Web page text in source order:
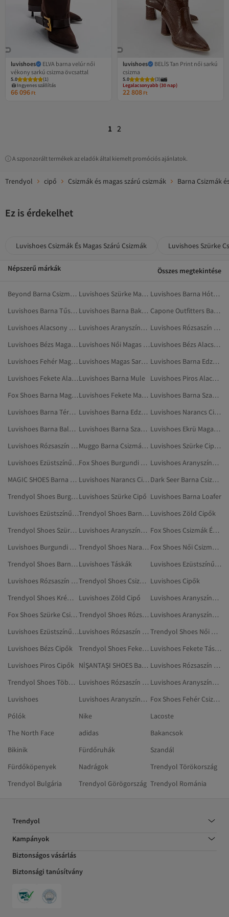
luvishoes
ELVA barna velúr női
vékony sarkú csizma övcsattal
5.0 (1)
Ingyenes szállítás
66 096 Ft
luvishoes
BELİS Tan Print női sarkú
csizma
5.0 (3)
Legalacsonyabb (30 nap)
Ingyenes szállítás
Legalacsonyabb (30 nap)
22 808 Ft
1 2
A szponzorált termékek az eladók által kiemelt promóciós ajánlatok.
Trendyol cipő Csizmák és magas szárú csizmák Barna Csizmák
Ez is érdekelhet
Luvishoes Csizmák És Magas Szárú Csizmák Luvishoes Szürke
Népszerű márkák Összes megtekintése
Beyond Barna Csizmák És Magas Szárú Csizmák Luvishoes Szürke Magas Sarkú Cipő
Luvishoes Barna Hótaposó
Luvishoes Barna Tűsarkúk
Luvishoes Barna Bakancsok
Capone Outfitters Barna Csizmák És Magas Szárú Csizmák
Luvishoes Alacsony Sarkú Cipő
Luvishoes Aranyszínű Magas Sarkú Cipő
Luvishoes Rózsaszín Magas Sarkú Cipő
Luvishoes Bézs Magas Sarkú Cipő
Luvishoes Női Magas Sarkú Cipő
Luvishoes Bézs Alacsony Sarkú Cipő
Luvishoes Fehér Magas Sarkú Cipő
Luvishoes Magas Sarkú Cipő
Luvishoes Barna Edzőcipők
Luvishoes Fekete Alacsony Sarkú CipőLuvishoes Barna Mule
Luvishoes Piros Alacsony Sarkú Cipő
Fox Shoes Barna Magas Sarkú Cipő
Luvishoes Fekete Magas Sarkú Cipő
Luvishoes Barna Szandálok És Papucsok
Luvishoes Barna Térdig Érő Csizma
Luvishoes Barna Edzőcipő
Luvishoes Narancs Cipők
Luvishoes Barna Balerinacipő
Luvishoes Barna Szandál
Luvishoes Ekrü Magas Sarkú Cipő
Luvishoes Rózsaszín Cipők
Muggo Barna Csizmák És Magas Szárú Csizmák
Luvishoes Szürke Cipők
Luvishoes Ezüstszínű Cipő
Fox Shoes Burgundi Csizmák És Magas Szárú Csizmák
Luvishoes Aranyszínű Táskák
MAGIC SHOES Barna Csizmák És Magas Szárú Csizmák
Luvishoes Narancs Cipő
Dark Seer Barna Csizmák És Magas Szárú Csizmák
Trendyol Shoes Burgundi Csizmák És Magas Szárú Csizmák Luvishoes Szürke Cipő Luvishoes Barna Loafer
Luvishoes Ezüstszínű Tűsarkúk
Trendyol Shoes Barna Magas Sarkú Cipő Luvishoes Zöld Cipők
Trendyol Shoes Szürke Csizmák És Magas Szárú Csizmák
Luvishoes Aranyszínű Edzőcipők
Fox Shoes Csizmák És Magas Szárú Csizmák
Luvishoes Burgundi Alacsony Sarkú Cipő
Trendyol Shoes Narancs Csizmák És Magas Szárú Csizmák
Fox Shoes Női Csizmák És Magas Szárú Csizmák
Trendyol Shoes Barna Otthoni Csizmák, Papucsok Luvishoes Táskák
Luvishoes Ezüstszínű Estélyi Cipő
Luvishoes Rózsaszín Cipő
Trendyol Shoes Csizmák És Magas Szárú Csizmák Luvishoes Cipők
Trendyol Shoes Krém Csizmák És Magas Szárú Csizmák
Luvishoes Zöld Cipő
Luvishoes Aranyszínű Estélyi Cipő
Fox Shoes Szürke Csizmák És Magas Szárú Csizmák
Trendyol Shoes Rózsaszín Csizmák És Magas Szárú Csizmák
Luvishoes Aranyszínű Tartozékok
Luvishoes Ezüstszínű Mule
Luvishoes Rózsaszín Táskák
Trendyol Shoes Női Csizmák És Magas Szárú Csizmák
Luvishoes Bézs Cipők
Trendyol Shoes Fekete Csizmák És Magas Szárú Csizmák
Luvishoes Fekete Táskák
Luvishoes Piros Cipők
NİŞANTAŞI SHOES Barna Otthoni Csizmák, Papucsok
Luvishoes Rózsaszín Retikülök
Trendyol Shoes Többszínű Csizmák És Magas Szárú Csizmák
Luvishoes Rózsaszín Bakancsok
Luvishoes Aranyszínű Cipő
Luvishoes
Luvishoes Aranyszínű Edzőcipő
Fox Shoes Fehér Csizmák És Magas Szárú Csizmák
Pólók
Nike
Lacoste
The North Face
adidas
Bakancsok
Bikinik
Fürdőruhák
Szandál
Fürdőköpenyek
Nadrágok
Trendyol Törökország
Trendyol Bulgária
Trendyol Görögország Trendyol Románia
Trendyol
Kampányok
Biztonságos vásárlás
Biztonsági tanúsítvány